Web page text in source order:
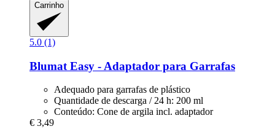
Carrinho
5.0 (1)
Blumat Easy -​ Adaptador para Garrafas
Adequado para garrafas de plástico
Quantidade de descarga / 24 h: 200 ml
Conteúdo: Cone de argila incl. adaptador
€ 3,49